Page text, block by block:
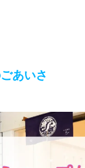
あいさ